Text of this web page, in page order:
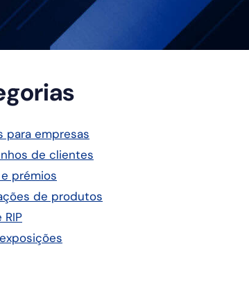
para empresas
de clientes
prémios
de produtos